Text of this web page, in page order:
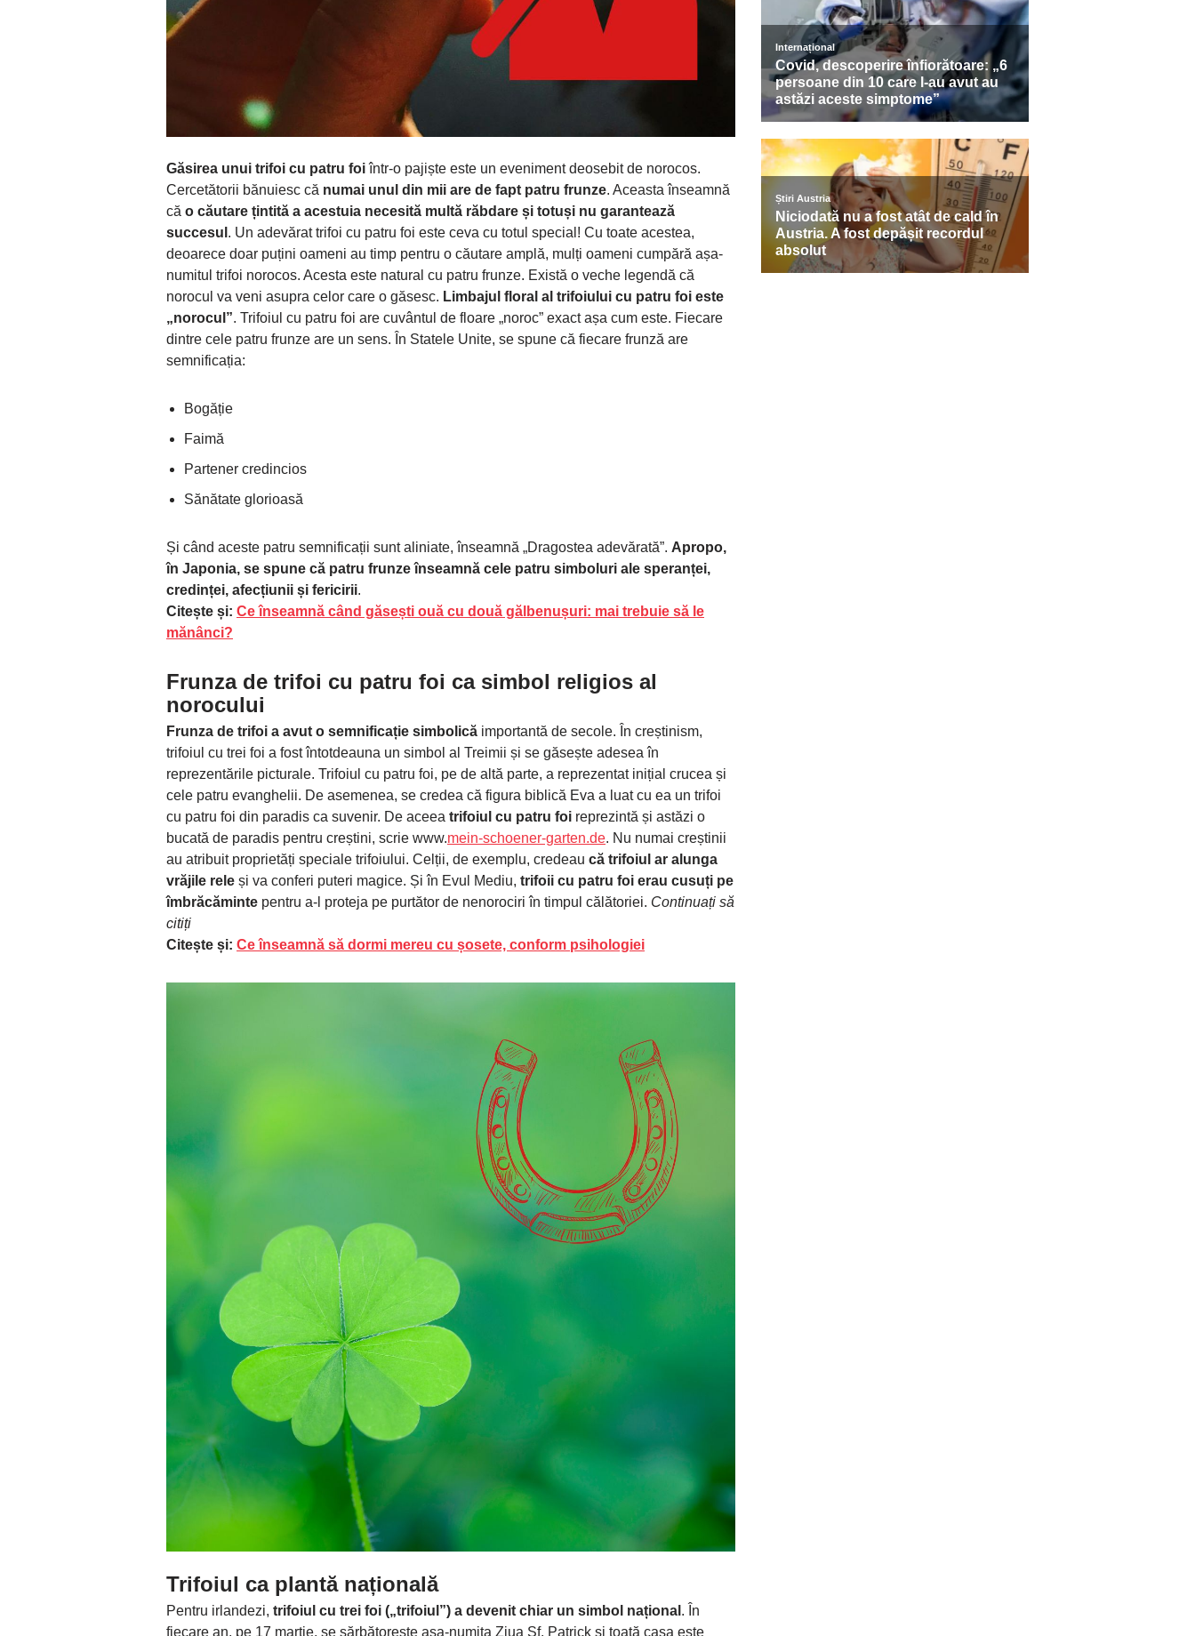
Găsirea unui trifoi cu patru foiîntr-o pajiște este un eveniment deosebit de norocos.
Cercetătorii bănuiesc că numai unul din mii are de fapt patru frunze. Aceasta înseamnă
că o căutare țintită a acestuia necesită multă răbdare și totuși nu garantează
succesul . Un adevărat trifoi cu patru foi este ceva cu totul special! Cu toate acestea,
deoarece doar puțini oameni au timp pentru o căutare amplă, mulți oameni cumpără așa-
numitul trifoi norocos. Acesta este natural cu patru frunze. Există o veche legendă că
norocul va veni asupra celor care o găsesc. Limbajul floral al trifoiului cu patru foi este
„norocul”. Trifoiul cu patru foi are cuvântul de floare „noroc” exact așa cum este. Fiecare
dintre cele patru frunze are un sens. În Statele Unite, se spune că fiecare frunză are
semnificația:
Bogăție
Faimă
Partener credincios
Sănătate glorioasă
Și când aceste patru semnificații sunt aliniate, înseamnă „Dragostea adevărată”. Apropo,
în Japonia, se spune că patru frunze înseamnă cele patru simboluri ale speranței,
credinței, afecțiunii și fericirii.
Citește și: Ce înseamnă când găsești ouă cu două gălbenușuri: mai trebuie să le
mănânci?
Frunza de trifoi cu patru foi ca simbol religios al
norocului
Frunza de trifoi a avut o semnificație simbolică importantă de secole. În creștinism,
trifoiul cu trei foi a fost întotdeauna un simbol al Treimii și se găsește adesea în
reprezentările picturale. Trifoiul cu patru foi, pe de altă parte, a reprezentat inițial crucea și
cele patru evanghelii. De asemenea, se credea că figura biblică Eva a luat cu ea un trifoi
cu patru foi din paradis ca suvenir. De aceea trifoiul cu patru foi reprezintă și astăzi o
bucată de paradis pentru creștini, scrie www.mein-schoener-garten.de. Nu numai creștinii
au atribuit proprietăți speciale trifoiului. Celții, de exemplu, credeau că trifoiul ar alunga
vrăjile rele și va conferi puteri magice. Și în Evul Mediu, trifoii cu patru foi erau cusuți pe
îmbrăcăminte pentru a-l proteja pe purtător de nenorociri în timpul călătoriei. Continuați să
citiți
Citește și: Ce înseamnă să dormi mereu cu șosete, conform psihologiei
Trifoiul ca plantă națională
Pentru irlandezi, trifoiul cu trei foi („trifoiul”) a devenit chiar un simbol național . În
fiecare an, pe 17 martie, se sărbătorește așa-numita Ziua Sf. Patrick și toată casa este